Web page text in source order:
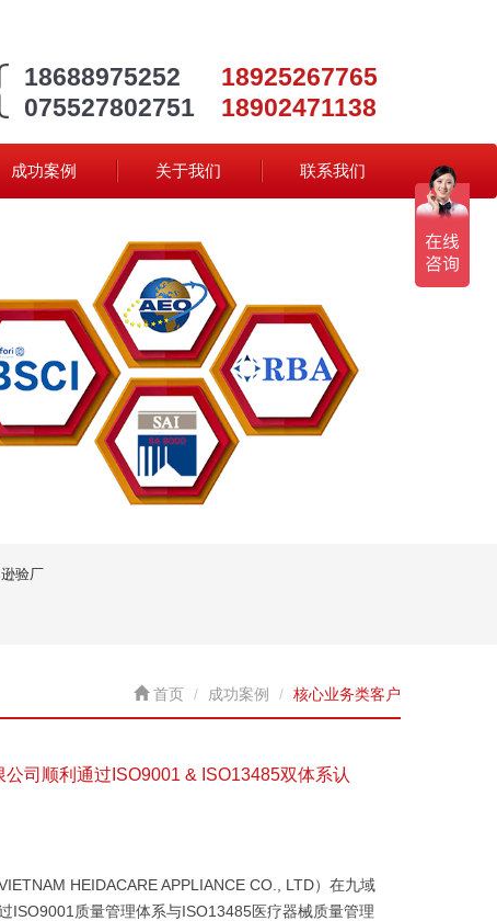
18688975252
075527802751
18925267765
18902471138
成功案例 关于我们 联系我们
验厂
首页 成功案例 核心业务类客户
司顺利通过ISO9001 & ISO13485双体系认
HEIDACARE APPLIANCE CO., LTD）在九域
ISO9001质量管理体系与ISO13485医疗器械质量管理